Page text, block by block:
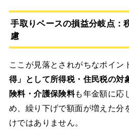
手取りベースの損益分岐点：
慮
ここが見落とされがちなポイン
得」として所得税・住民税の対
険料・介護保険料も年金額に応
め、繰り下げで額面が増えた分
けではありません。